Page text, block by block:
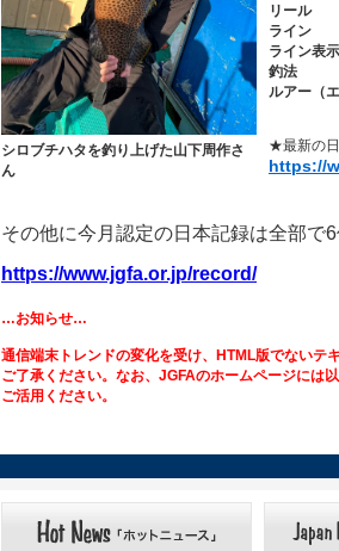
シロブチハタを釣り上げた山下周作さ
ん
リール
ライン
ライン表
釣法
ルアー（
★最新の
https://
その他に今月認定の日本記録は全部で
https://www.jgfa.or.jp/record/
…お知らせ…
通信端末トレンドの変化を受け、HTML版でないテ
ご了承ください。なお、JGFAのホームページには
ご活用ください。